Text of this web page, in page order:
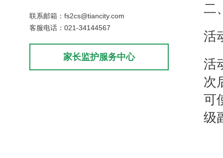
联系邮箱：fs2cs@tiancity.com
客服电话：021-34144567
家长监护服务中心
二
活
活
次
可
级